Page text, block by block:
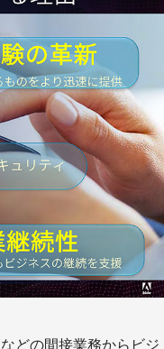
どの間接業務からビジ